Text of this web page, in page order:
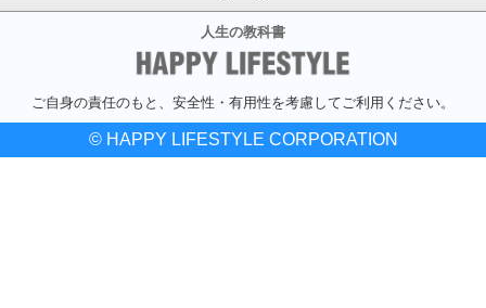
人生の教科書
ご自身の責任のもと、安全性・有用性を考慮してご利用ください。
© HAPPY LIFESTYLE CORPORATION